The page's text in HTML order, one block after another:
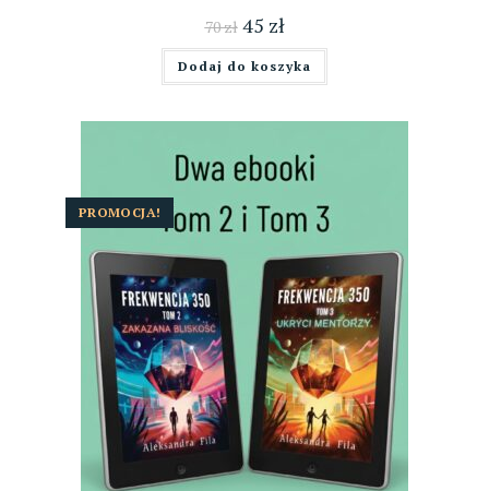
70zł 45 zł
Dodaj do koszyka
PROMOCJA!